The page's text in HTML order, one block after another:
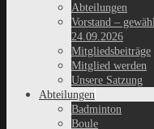
Abteilungen
Vorstand –
24.09.2026
Mitgliedsbeiträge
Mitglied werden
Unsere Satzung
Abteilungen
Badminton
Boule